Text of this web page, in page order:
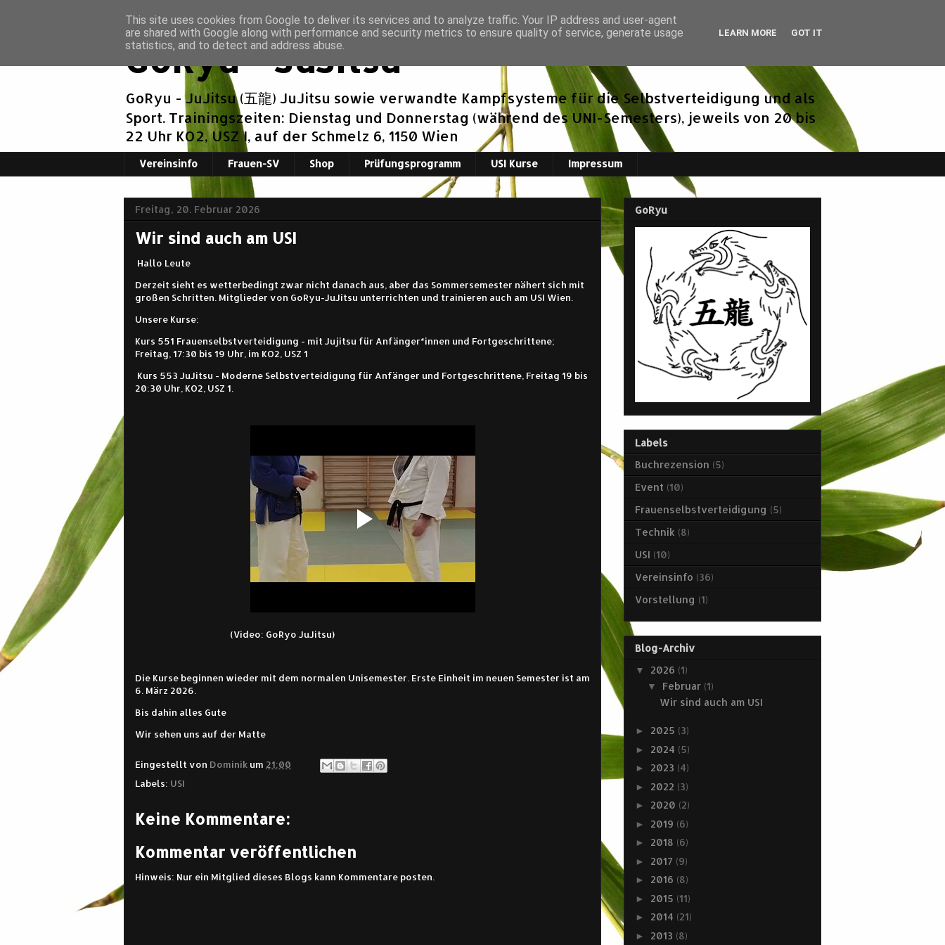
GoRyu - JuJitsu
GoRyu - JuJitsu (五龍) JuJitsu sowie verwandte Kampfsysteme für die Selbstverteidigung und als
Sport. Trainingszeiten: Dienstag und Donnerstag (während des UNI-Semesters), jeweils von 20 bis
22 Uhr KO2, USZ I, auf der Schmelz 6, 1150 Wien
Vereinsinfo Frauen-SV Shop Prüfungsprogramm USI Kurse Impressum
Freitag, 20. Februar 2026
Wir sind auch am USI
Hallo Leute
Derzeit sieht es wetterbedingt zwar nicht danach aus, aber das Sommersemester nähert sich mit
großen Schritten. Mitglieder von GoRyu-JuJitsu unterrichten und trainieren auch am USI Wien.
Unsere Kurse:
Kurs 551 Frauenselbstverteidigung - mit Jujitsu für Anfänger*innen und Fortgeschrittene;
Freitag, 17:30 bis 19 Uhr, im KO2, USZ 1
Kurs 553 JuJitsu - Moderne Selbstverteidigung für Anfänger und Fortgeschrittene, Freitag 19 bis
20:30 Uhr, KO2, USZ 1.
(Video: GoRyo JuJitsu)
Die Kurse beginnen wieder mit dem normalen Unisemester. Erste Einheit im neuen Semester ist am
6. März 2026.
Bis dahin alles Gute
Wir sehen uns auf der Matte
Eingestellt von Dominik um 21:00
Labels: USI
Keine Kommentare:
Kommentar veröffentlichen
Hinweis: Nur ein Mitglied dieses Blogs kann Kommentare posten.
GoRyu
Labels
Buchrezension (5)
Event (10)
Frauenselbstverteidigung (5)
Technik (8)
USI (10)
Vereinsinfo (36)
Vorstellung (1)
Blog-Archiv
▼ 2026 (1)
▼ Februar (1)
Wir sind auch am USI
► 2025 (3)
► 2024 (5)
► 2023 (4)
► 2022 (3)
► 2020 (2)
► 2019 (6)
► 2018 (6)
► 2017 (9)
► 2016 (8)
► 2015 (11)
► 2014 (21)
► 2013 (8)
This site uses cookies from Google to deliver its services and to analyze traffic. Your IP address and user-agent
are shared with Google along with performance and security metrics to ensure quality of service, generate usage
statistics, and to detect and address abuse.
LEARN MORE GOT IT